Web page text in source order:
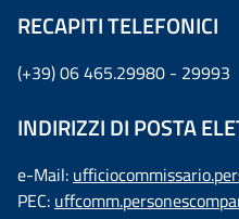
RECAPITI TELEFONICI
(+39) 06 465.29980 - 29993
INDIRIZZI DI POSTA
e-Mail:
PEC: